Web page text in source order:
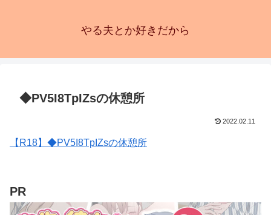
やる夫とか好きだから
◆PV5I8TpIZsの休憩所
2022.02.11
【R18】◆PV5I8TpIZsの休憩所
PR